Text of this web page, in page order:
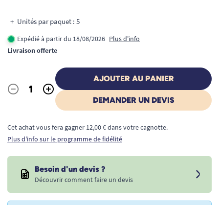
Unités par paquet : 5
Expédié à partir du 18/08/2026 Plus d'info
Livraison offerte
Quantité
- +
AJOUTER AU PANIER
DEMANDER UN DEVIS
Cet achat vous fera gagner 12,00 € dans votre cagnotte.
Plus d'info sur le programme de fidélité
Besoin d'un devis ?
Découvrir comment faire un devis